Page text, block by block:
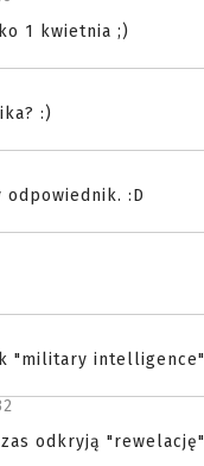
1 kwietnia ;)
:)
odpowiednik. :D
"military
odkryją